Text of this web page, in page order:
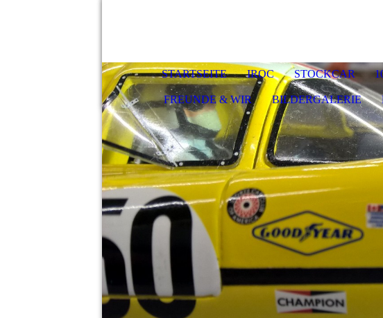
STARTSEITE IROC STOCKCAR
FREUNDE & WIR BILDERGALERIE